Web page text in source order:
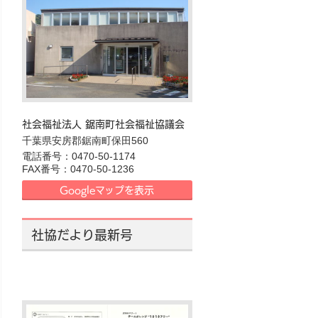
社会福祉法人 鋸南町社会福祉協議会
〒299-1902
千葉県安房郡鋸南町保田560
電話番号： 0470-50-1174
FAX番号： 0470-50-1236
Googleマップを表示
社協だより最新号